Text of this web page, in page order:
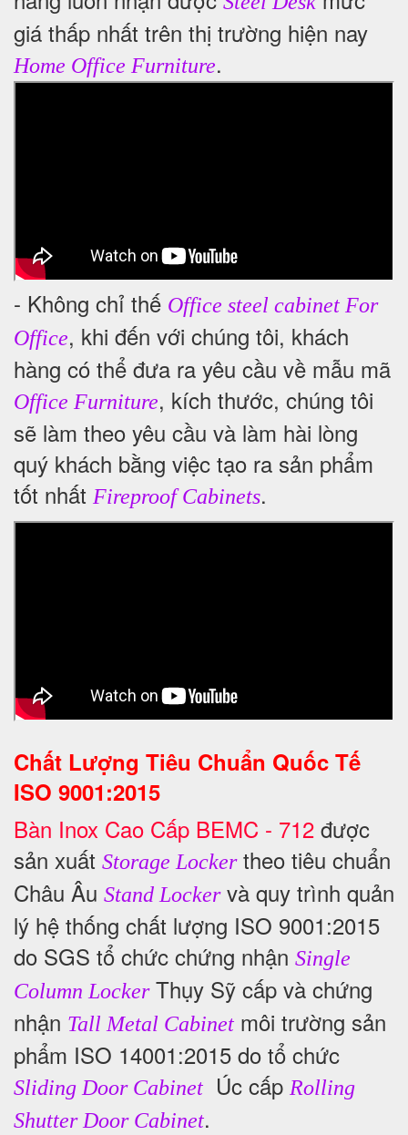
giá thấp nhất trên thị trường hiện nay
Home Office Furniture.
- Không chỉ thế Office steel cabinet For
Office, khi đến với chúng tôi, khách
hàng có thể đưa ra yêu cầu về mẫu mã
Office Furniture, kích thước, chúng tôi
sẽ làm theo yêu cầu và làm hài lòng
quý khách bằng việc tạo ra sản phẩm
tốt nhất Fireproof Cabinets.
Chất Lượng Tiêu Chuẩn Quốc Tế
ISO 9001:2015
Bàn Inox Cao Cấp BEMC - 712 được
sản xuất Storage Lockertheo tiêu chuẩn
Châu Âu Stand Lockervà quy trình quản
lý hệ thống chất lượng ISO 9001:2015
do SGS tổ chức chứng nhận Single
Column LockerThụy Sỹ cấp và chứng
nhận Tall Metal Cabinet môi trường sản
phẩm ISO 14001:2015 do tổ chức
Sliding Door Cabinet Úc cấp Rolling
Shutter Door Cabinet.